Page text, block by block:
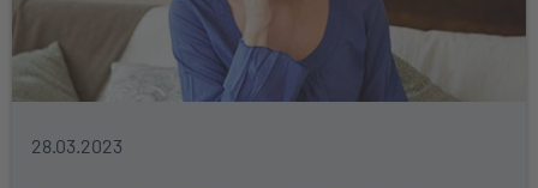
28.03.2023